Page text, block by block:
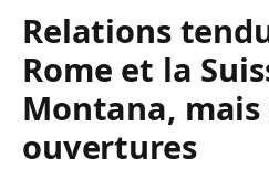
Relations
Rome et la
Montana, mais
ouvertures